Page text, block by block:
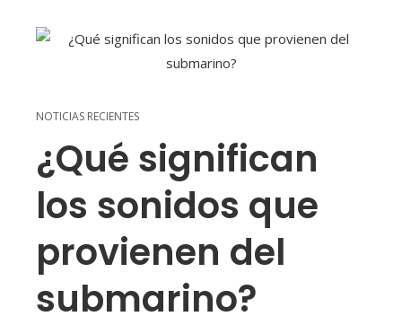
NOTICIAS RECIENTES
¿Qué significan
los sonidos que
provienen del
submarino?